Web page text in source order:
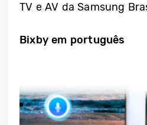
TV e AV da Samsung
Bixby em português